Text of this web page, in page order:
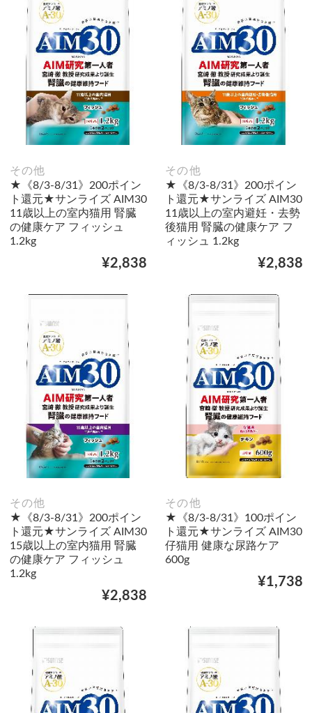
その他
★《8/3-8/31》200ポイン
ト還元★サンライズ AIM30
11歳以上の室内猫用 腎臓
の健康ケア フィッシュ
1.2kg
¥2,838
その他
★《8/3-8/31》200ポイン
ト還元★サンライズ AIM30
11歳以上の室内避妊・去勢
後猫用 腎臓の健康ケア フ
ィッシュ 1.2kg
¥2,838
その他
★《8/3-8/31》200ポイン
ト還元★サンライズ AIM30
15歳以上の室内猫用 腎臓
の健康ケア フィッシュ
1.2kg
¥2,838
その他
★《8/3-8/31》100ポイン
ト還元★サンライズ AIM30
仔猫用 健康な尿路ケア
600g
¥1,738